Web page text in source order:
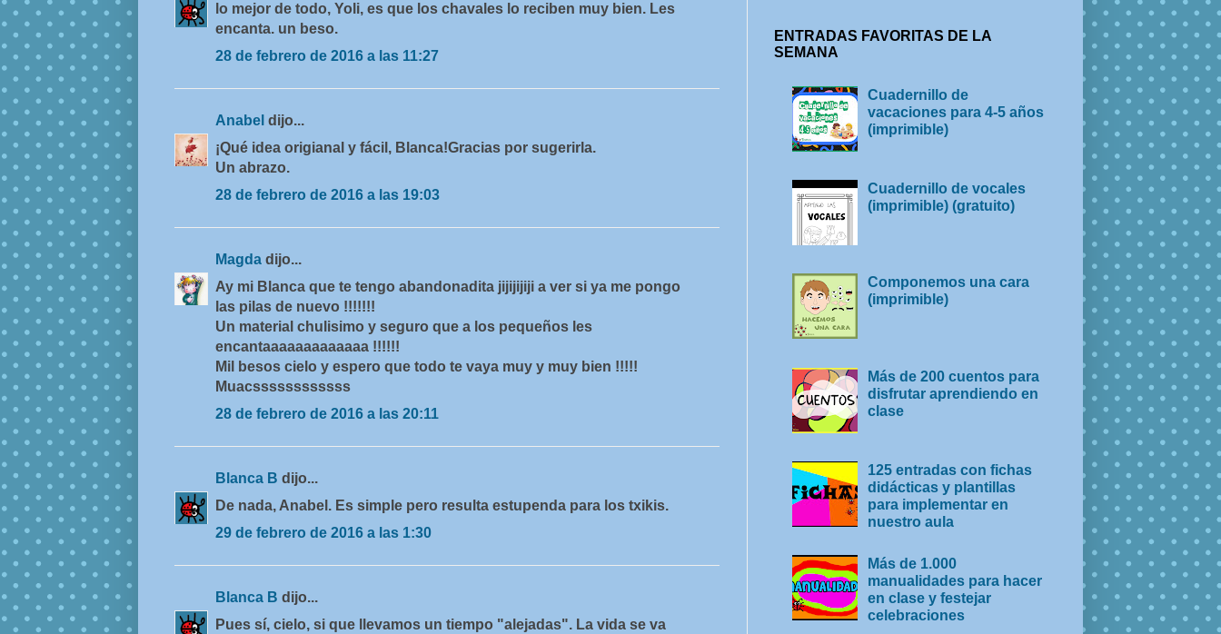
lo mejor de todo, Yoli, es que los chavales lo reciben muy bien. Les
encanta. un beso.
28 de febrero de 2016 a las 11:27
Anabel dijo...
¡Qué idea origianal y fácil, Blanca!Gracias por sugerirla.
Un abrazo.
28 de febrero de 2016 a las 19:03
Magda dijo...
Ay mi Blanca que te tengo abandonadita jijijijiji a ver si ya me pongo
las pilas de nuevo !!!!!!!
Un material chulisimo y seguro que a los pequeños les
encantaaaaaaaaaaaaa !!!!!!
Mil besos cielo y espero que todo te vaya muy y muy bien !!!!!
Muacssssssssssss
28 de febrero de 2016 a las 20:11
Blanca B dijo...
De nada, Anabel. Es simple pero resulta estupenda para los txikis.
29 de febrero de 2016 a las 1:30
Blanca B dijo...
Pues sí, cielo, si que llevamos un tiempo "alejadas". La vida se va
ENTRADAS FAVORITAS DE LA
SEMANA
Cuadernillo de
vacaciones para 4-5 años
(imprimible)
Cuadernillo de vocales
(imprimible) (gratuito)
Componemos una cara
(imprimible)
Más de 200 cuentos para
disfrutar aprendiendo en
clase
125 entradas con fichas
didácticas y plantillas
para implementar en
nuestro aula
Más de 1.000
manualidades para hacer
en clase y festejar
celebraciones